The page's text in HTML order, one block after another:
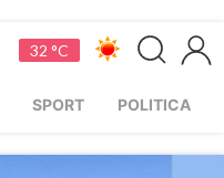
32 °C
SPORT POLITICA